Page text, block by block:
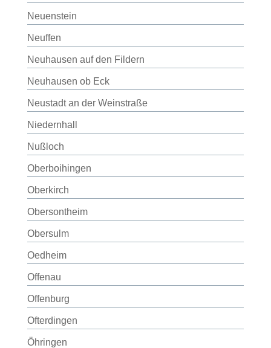
Neuenstein
Neuffen
Neuhausen auf den Fildern
Neuhausen ob Eck
Neustadt an der Weinstraße
Niedernhall
Nußloch
Oberboihingen
Oberkirch
Obersontheim
Obersulm
Oedheim
Offenau
Offenburg
Ofterdingen
Öhringen